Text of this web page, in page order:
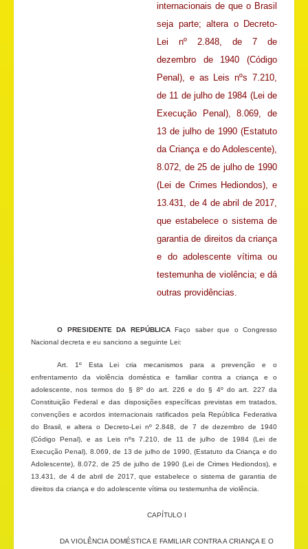
internacionais de que o Brasil
seja parte; altera o Decreto-
Lei nº 2.848, de 7 de
dezembro de 1940 (Código
Penal), e as Leis nºs 7.210,
de 11 de julho de 1984 (Lei de
Execução Penal), 8.069, de
13 de julho de 1990 (Estatuto
da Criança e do Adolescente),
8.072, de 25 de julho de 1990
(Lei de Crimes Hediondos), e
13.431, de 4 de abril de 2017,
que estabelece o sistema de
garantia de direitos da criança
e do adolescente vítima ou
testemunha de violência; e dá
outras providências.
O PRESIDENTE DA REPÚBLICAFaço saber que o Congresso
Nacional decreta e eu sanciono a seguinte Lei:
Art. 1º Esta Lei cria mecanismos para a prevenção e o
enfrentamento da violência doméstica e familiar contra a criança e o
adolescente, nos termos do § 8º do art. 226 e do § 4º do art. 227 da
Constituição Federal e das disposições específicas previstas em tratados,
convenções e acordos internacionais ratificados pela República Federativa
do Brasil, e altera o Decreto-Lei nº 2.848, de 7 de dezembro de 1940
(Código Penal), e as Leis nºs 7.210, de 11 de julho de 1984 (Lei de
Execução Penal), 8.069, de 13 de julho de 1990, (Estatuto da Criança e do
Adolescente), 8.072, de 25 de julho de 1990 (Lei de Crimes Hediondos), e
13.431, de 4 de abril de 2017, que estabelece o sistema de garantia de
direitos da criança e do adolescente vítima ou testemunha de violência.
CAPÍTULO I
DA VIOLÊNCIA DOMÉSTICA E FAMILIAR CONTRA A CRIANÇA E O